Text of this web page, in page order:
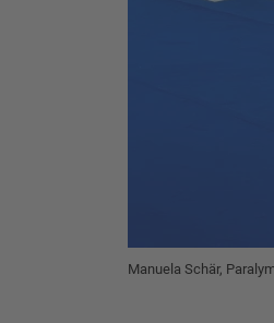
Manuela Schär,